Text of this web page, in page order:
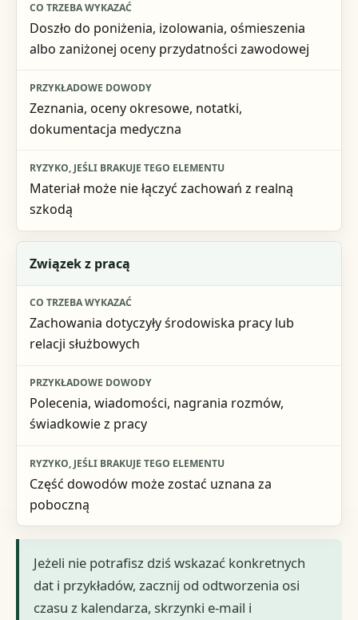
Doszło do poniżenia, izolowania, ośmieszenia
albo zaniżonej oceny przydatności zawodowej
Zeznania, oceny okresowe, notatki,
dokumentacja medyczna
Materiał może nie łączyć zachowań z realną
szkodą
Związek z pracą
Zachowania dotyczyły środowiska pracy lub
relacji służbowych
Polecenia, wiadomości, nagrania rozmów,
świadkowie z pracy
Część dowodów może zostać uznana za
poboczną
Jeżeli nie potrafisz dziś wskazać konkretnych
dat i przykładów, zacznij od odtworzenia osi
czasu z kalendarza, skrzynki e-mail i